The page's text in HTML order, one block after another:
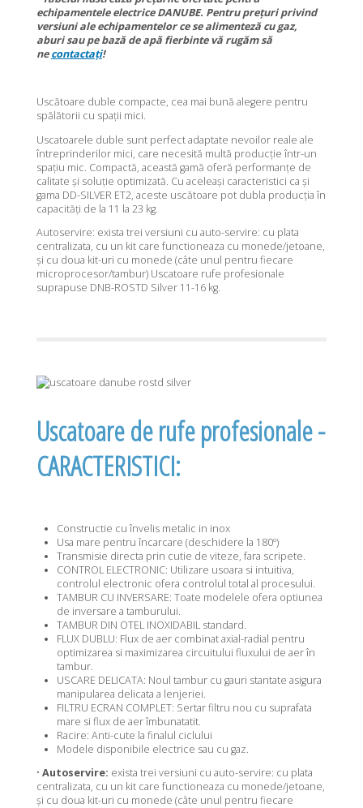
echipamentele electrice DANUBE. Pentru prețuri privind
versiuni ale echipamentelor ce se alimenteză cu gaz,
aburi sau pe bază de apă fierbinte vă rugăm să
necontactați!
Uscătoare duble compacte, cea mai bună alegere pentru
spălătorii cu spații mici.
Uscatoarele duble sunt perfect adaptate nevoilor reale ale
întreprinderilor mici, care necesită multă producție într-un
spațiu mic. Compactă, această gamă oferă performanțe de
calitate și soluție optimizată. Cu aceleași caracteristici ca și
gama DD-SILVER ET2, aceste uscătoare pot dubla producția în
capacități de la 11 la 23 kg.
Autoservire: exista trei versiuni cu auto-servire: cu plata
centralizata, cu un kit care functioneaza cu monede/jetoane,
și cu doua kit-uri cu monede (câte unul pentru fiecare
microprocesor/tambur) Uscatoare rufe profesionale
suprapuse DNB-ROSTD Silver 11-16 kg.
Uscatoare de rufe profesionale -
CARACTERISTICI:
Constructie cu învelis metalic in inox
Usa mare pentru încarcare (deschidere la 180º)
Transmisie directa prin cutie de viteze, fara scripete.
CONTROL ELECTRONIC: Utilizare usoara si intuitiva,
controlul electronic ofera controlul total al procesului.
TAMBUR CU INVERSARE: Toate modelele ofera optiunea
de inversare a tamburului.
TAMBUR DIN OTEL INOXIDABIL standard.
FLUX DUBLU: Flux de aer combinat axial-radial pentru
optimizarea si maximizarea circuitului fluxului de aer în
tambur.
USCARE DELICATA: Noul tambur cu gauri stantate asigura
manipularea delicata a lenjeriei.
FILTRU ECRAN COMPLET: Sertar filtru nou cu suprafata
mare si flux de aer îmbunatatit.
Racire: Anti-cute la finalul ciclului
Modele disponibile electrice sau cu gaz.
• Autoservire: exista trei versiuni cu auto-servire: cu plata
centralizata, cu un kit care functioneaza cu monede/jetoane,
și cu doua kit-uri cu monede (câte unul pentru fiecare